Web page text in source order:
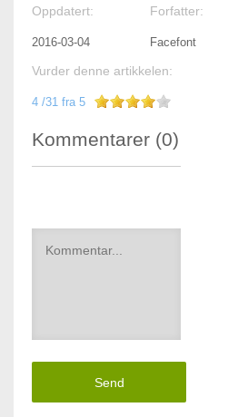
Oppdatert:
2016-03-04
Forfatter:
Facefont
Vurder denne artikkelen:
4 /31 fra 5
Kommentarer (0)
Send